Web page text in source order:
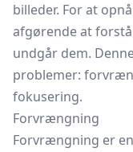
billeder. For at
afgørende at
undgår dem.
problemer:
fokusering.
Forvrængning
Forvrængning er